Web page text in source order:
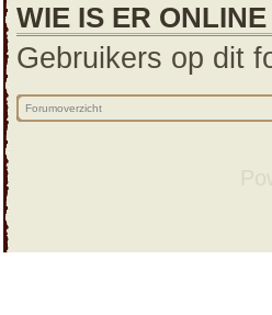
WIE IS ER ONLINE
Gebruikers op dit
Forumoverzicht